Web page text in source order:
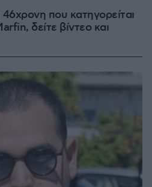
που κατηγορείται
δείτε βίντεο και